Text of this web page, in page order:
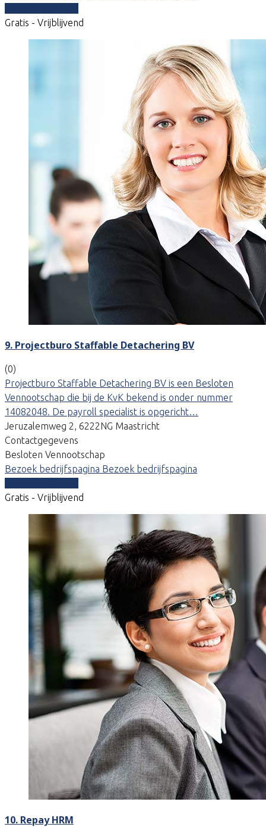
Gratis - Vrijblijvend
9. Projectburo Staffable Detachering BV
(0)
Projectburo Staffable Detachering BV is een Besloten
Vennootschap die bij de KvK bekend is onder nummer
14082048. De payroll specialist is opgericht…
Jeruzalemweg 2, 6222NG Maastricht
Contactgegevens
Besloten Vennootschap
Bezoek bedrijfspagina Bezoek bedrijfspagina
Gratis - Vrijblijvend
10. Repay HRM